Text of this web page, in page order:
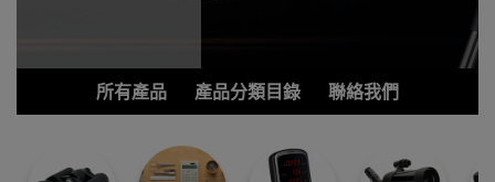
套香港銷售點
所有產品 產品分類目錄 聯絡我們